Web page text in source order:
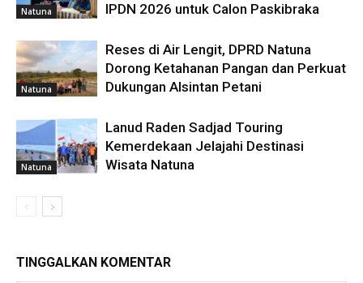
Natuna
IPDN 2026 untuk Calon Paskibraka
Natuna
Reses di Air Lengit, DPRD Natuna
Dorong Ketahanan Pangan dan Perkuat
Dukungan Alsintan Petani
Natuna
Lanud Raden Sadjad Touring
Kemerdekaan Jelajahi Destinasi
Wisata Natuna
TINGGALKAN KOMENTAR